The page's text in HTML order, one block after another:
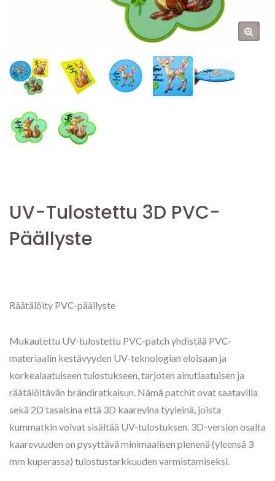
UV-Tulostettu 3D PVC-
Päällyste
Räätälöity PVC-päällyste
Mukautettu UV-tulostettu PVC-patch yhdistää PVC-
materiaalin kestävyyden UV-teknologian eloisaan ja
korkealaatuiseen tulostukseen, tarjoten ainutlaatuisen ja
räätälöitävän brändiratkaisun. Nämä patchit ovat saatavilla
sekä 2D tasaisina että 3D kaarevina tyyleinä, joista
kummatkin voivat sisältää UV-tulostuksen. 3D-version osalta
kaarevuuden on pysyttävä minimaalisen pienenä (yleensä 3
mm kuperassa) tulostustarkkuuden varmistamiseksi.